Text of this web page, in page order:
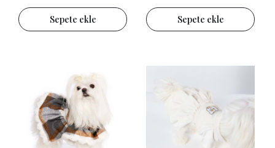
Sepete ekle Sepete ekle